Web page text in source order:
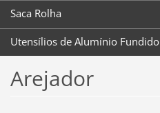
Saca Rolha
Utensílios de Alumínio Fundido
Arejador